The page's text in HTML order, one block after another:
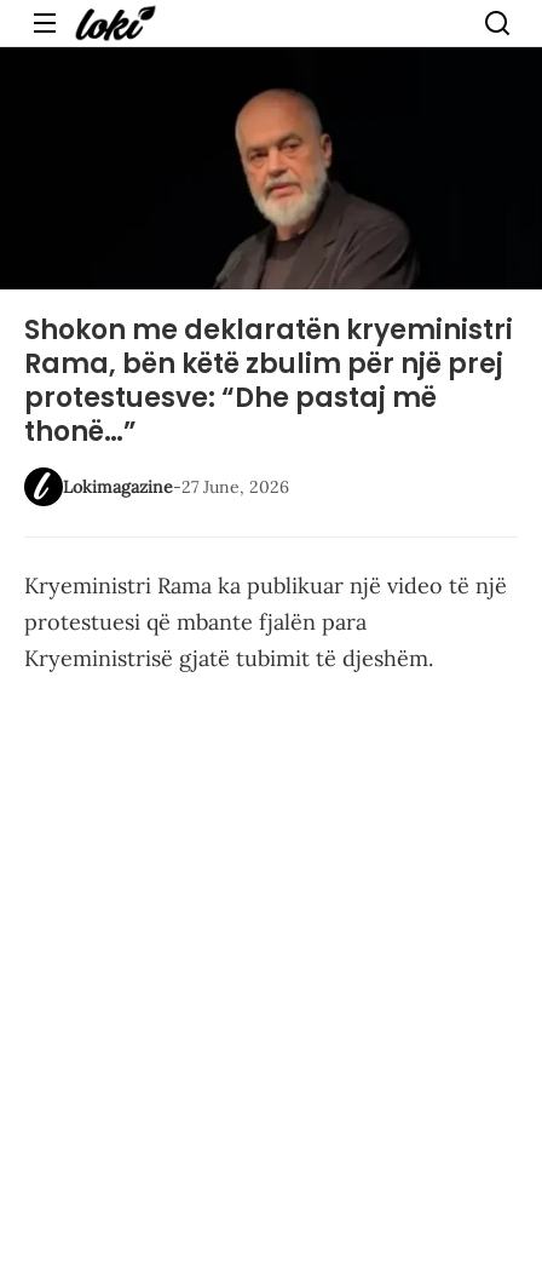
Menu
Shokon me deklaratën kryeministri
Rama, bën këtë zbulim për një prej
protestuesve: “Dhe pastaj më
thonë…”
Lokimagazine-27 June, 2026
Kryeministri Rama ka publikuar një video të një
protestuesi që mbante fjalën para
Kryeministrisë gjatë tubimit të djeshëm.